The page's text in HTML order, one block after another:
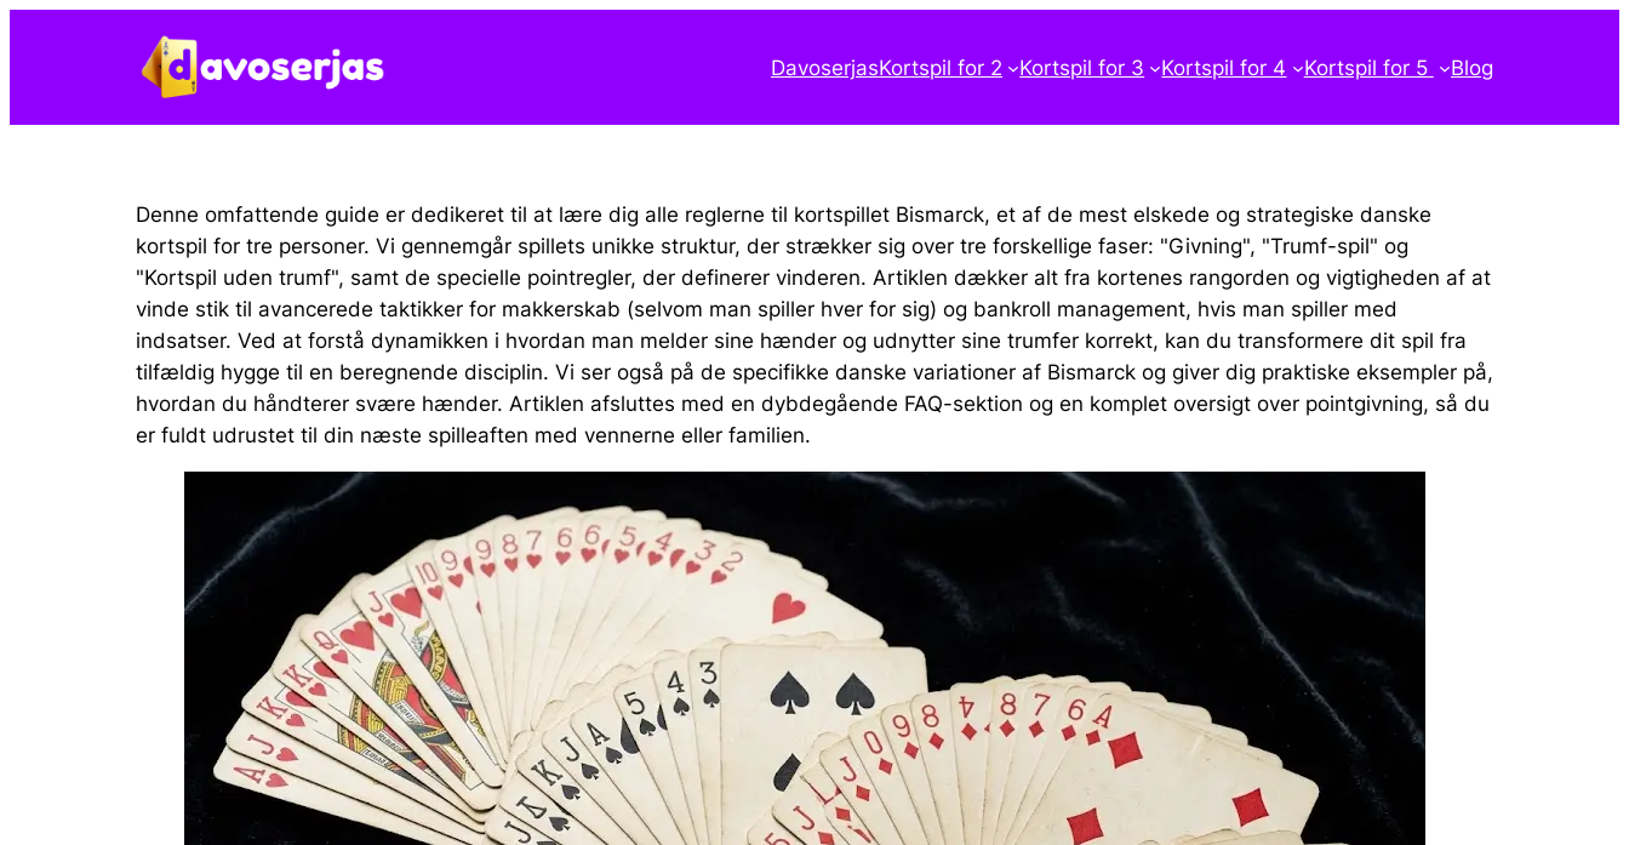
DavoserjasKortspil for 2 Kortspil for 3 Kortspil for 4 Kortspil for 5 Blog
Denne omfattende guide er dedikeret til at lære dig alle reglerne til kortspillet Bismarck, et af de mest elskede og strategiske danske
kortspil for tre personer. Vi gennemgår spillets unikke struktur, der strækker sig over tre forskellige faser: "Givning", "Trumf-spil" og
"Kortspil uden trumf", samt de specielle pointregler, der definerer vinderen. Artiklen dækker alt fra kortenes rangorden og vigtigheden af at
vinde stik til avancerede taktikker for makkerskab (selvom man spiller hver for sig) og bankroll management, hvis man spiller med
indsatser. Ved at forstå dynamikken i hvordan man melder sine hænder og udnytter sine trumfer korrekt, kan du transformere dit spil fra
tilfældig hygge til en beregnende disciplin. Vi ser også på de specifikke danske variationer af Bismarck og giver dig praktiske eksempler på,
hvordan du håndterer svære hænder. Artiklen afsluttes med en dybdegående FAQ-sektion og en komplet oversigt over pointgivning, så du
er fuldt udrustet til din næste spilleaften med vennerne eller familien.